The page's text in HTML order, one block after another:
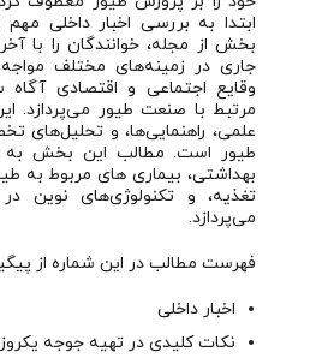
ابتدا به بررسی اخبار داخلی
بخش از مجله، خوانندگان را با
جاری در زمینه‌های مختلف
وقایع اجتماعی و اقتصادی
مرتبط با صنعت طیور می‌پردازد.
علمی، راهنمایی‌ها، و تحلیل‌های
طیور است. مطالب این بخش به
بهداشتی، بیماری های مربوط به
تغذیه، و تکنولوژی‌های نوین
می‌پردازد.
فهرست مطالب در این شماره از
اخبار داخلی
نکات کلیدی در تهیه جوجه